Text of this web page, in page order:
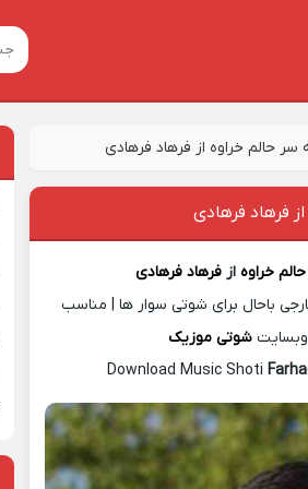
حالم خراوه از فرهاد فرهادی
فرهاد فرهادی
خراوهاز فرهاد فرهادی
باحال برای شوتی سوار ها | مناسب
شوتی موزیک
Download Music Shoti